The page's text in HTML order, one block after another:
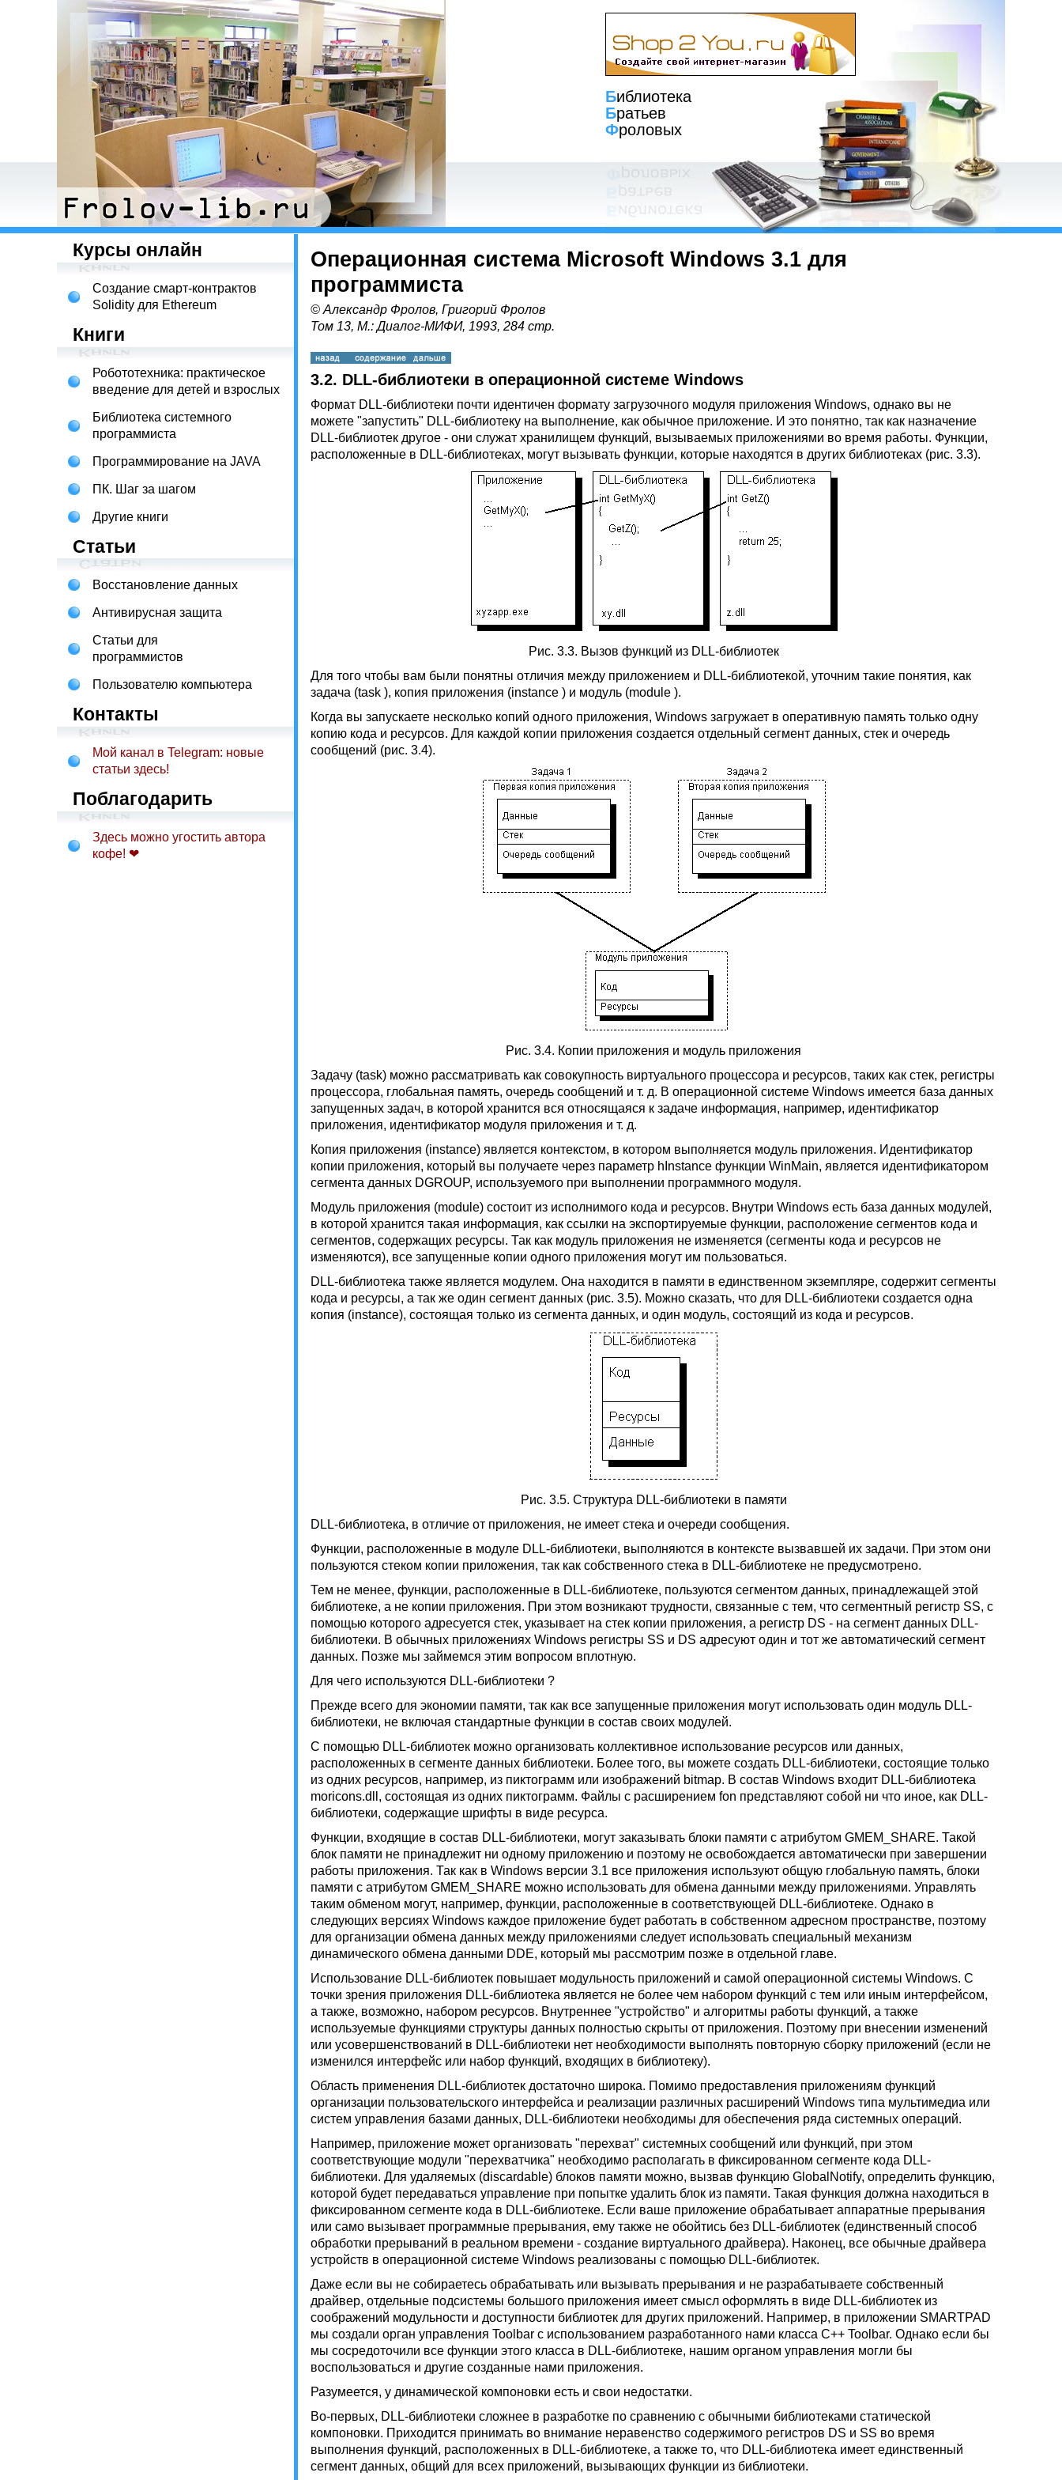
Библиотека
Братьев
Фроловых
Курсы онлайн
Создание смарт-контрактов
Solidity для Ethereum
Книги
Робототехника: практическое
введение для детей и взрослых
Библиотека системного
программиста
Программирование на JAVA
ПК. Шаг за шагом
Другие книги
Статьи
Восстановление данных
Антивирусная защита
Статьи для
программистов
Пользователю компьютера
Контакты
Мой канал в Telegram: новые
статьи здесь!
Поблагодарить
Здесь можно угостить автора
кофе! ❤
Операционная система Microsoft Windows 3.1 для
программиста
© Александр Фролов, Григорий Фролов
Том 13, М.: Диалог-МИФИ, 1993, 284 стр.
3.2. DLL-библиотеки в операционной системе Windows
Формат DLL-библиотеки почти идентичен формату загрузочного модуля приложения Windows, однако вы не
можете "запустить" DLL-библиотеку на выполнение, как обычное приложение. И это понятно, так как назначение
DLL-библиотек другое - они служат хранилищем функций, вызываемых приложениями во время работы. Функции,
расположенные в DLL-библиотеках, могут вызывать функции, которые находятся в других библиотеках (рис. 3.3).
Рис. 3.3. Вызов функций из DLL-библиотек
Для того чтобы вам были понятны отличия между приложением и DLL-библиотекой, уточним такие понятия, как
задача (task ), копия приложения (instance ) и модуль (module ).
Когда вы запускаете несколько копий одного приложения, Windows загружает в оперативную память только одну
копию кода и ресурсов. Для каждой копии приложения создается отдельный сегмент данных, стек и очередь
сообщений (рис. 3.4).
Рис. 3.4. Копии приложения и модуль приложения
Задачу (task) можно рассматривать как совокупность виртуального процессора и ресурсов, таких как стек, регистры
процессора, глобальная память, очередь сообщений и т. д. В операционной системе Windows имеется база данных
запущенных задач, в которой хранится вся относящаяся к задаче информация, например, идентификатор
приложения, идентификатор модуля приложения и т. д.
Копия приложения (instance) является контекстом, в котором выполняется модуль приложения. Идентификатор
копии приложения, который вы получаете через параметр hInstance функции WinMain, является идентификатором
сегмента данных DGROUP, используемого при выполнении программного модуля.
Модуль приложения (module) состоит из исполнимого кода и ресурсов. Внутри Windows есть база данных модулей,
в которой хранится такая информация, как ссылки на экспортируемые функции, расположение сегментов кода и
сегментов, содержащих ресурсы. Так как модуль приложения не изменяется (сегменты кода и ресурсов не
изменяются), все запущенные копии одного приложения могут им пользоваться.
DLL-библиотека также является модулем. Она находится в памяти в единственном экземпляре, содержит сегменты
кода и ресурсы, а так же один сегмент данных (рис. 3.5). Можно сказать, что для DLL-библиотеки создается одна
копия (instance), состоящая только из сегмента данных, и один модуль, состоящий из кода и ресурсов.
Рис. 3.5. Структура DLL-библиотеки в памяти
DLL-библиотека, в отличие от приложения, не имеет стека и очереди сообщения.
Функции, расположенные в модуле DLL-библиотеки, выполняются в контексте вызвавшей их задачи. При этом они
пользуются стеком копии приложения, так как собственного стека в DLL-библиотеке не предусмотрено.
Тем не менее, функции, расположенные в DLL-библиотеке, пользуются сегментом данных, принадлежащей этой
библиотеке, а не копии приложения. При этом возникают трудности, связанные с тем, что сегментный регистр SS, с
помощью которого адресуется стек, указывает на стек копии приложения, а регистр DS - на сегмент данных DLL-
библиотеки. В обычных приложениях Windows регистры SS и DS адресуют один и тот же автоматический сегмент
данных. Позже мы займемся этим вопросом вплотную.
Для чего используются DLL-библиотеки ?
Прежде всего для экономии памяти, так как все запущенные приложения могут использовать один модуль DLL-
библиотеки, не включая стандартные функции в состав своих модулей.
С помощью DLL-библиотек можно организовать коллективное использование ресурсов или данных,
расположенных в сегменте данных библиотеки. Более того, вы можете создать DLL-библиотеки, состоящие только
из одних ресурсов, например, из пиктограмм или изображений bitmap. В состав Windows входит DLL-библиотека
moricons.dll, состоящая из одних пиктограмм. Файлы с расширением fon представляют собой ни что иное, как DLL-
библиотеки, содержащие шрифты в виде ресурса.
Функции, входящие в состав DLL-библиотеки, могут заказывать блоки памяти с атрибутом GMEM_SHARE. Такой
блок памяти не принадлежит ни одному приложению и поэтому не освобождается автоматически при завершении
работы приложения. Так как в Windows версии 3.1 все приложения используют общую глобальную память, блоки
памяти с атрибутом GMEM_SHARE можно использовать для обмена данными между приложениями. Управлять
таким обменом могут, например, функции, расположенные в соответствующей DLL-библиотеке. Однако в
следующих версиях Windows каждое приложение будет работать в собственном адресном пространстве, поэтому
для организации обмена данных между приложениями следует использовать специальный механизм
динамического обмена данными DDE, который мы рассмотрим позже в отдельной главе.
Использование DLL-библиотек повышает модульность приложений и самой операционной системы Windows. С
точки зрения приложения DLL-библиотека является не более чем набором функций с тем или иным интерфейсом,
а также, возможно, набором ресурсов. Внутреннее "устройство" и алгоритмы работы функций, а также
используемые функциями структуры данных полностью скрыты от приложения. Поэтому при внесении изменений
или усовершенствований в DLL-библиотеки нет необходимости выполнять повторную сборку приложений (если не
изменился интерфейс или набор функций, входящих в библиотеку).
Область применения DLL-библиотек достаточно широка. Помимо предоставления приложениям функций
организации пользовательского интерфейса и реализации различных расширений Windows типа мультимедиа или
систем управления базами данных, DLL-библиотеки необходимы для обеспечения ряда системных операций.
Например, приложение может организовать "перехват" системных сообщений или функций, при этом
соответствующие модули "перехватчика" необходимо располагать в фиксированном сегменте кода DLL-
библиотеки. Для удаляемых (discardable) блоков памяти можно, вызвав функцию GlobalNotify, определить функцию,
которой будет передаваться управление при попытке удалить блок из памяти. Такая функция должна находиться в
фиксированном сегменте кода в DLL-библиотеке. Если ваше приложение обрабатывает аппаратные прерывания
или само вызывает программные прерывания, ему также не обойтись без DLL-библиотек (единственный способ
обработки прерываний в реальном времени - создание виртуального драйвера). Наконец, все обычные драйвера
устройств в операционной системе Windows реализованы с помощью DLL-библиотек.
Даже если вы не собираетесь обрабатывать или вызывать прерывания и не разрабатываете собственный
драйвер, отдельные подсистемы большого приложения имеет смысл оформлять в виде DLL-библиотек из
соображений модульности и доступности библиотек для других приложений. Например, в приложении SMARTPAD
мы создали орган управления Toolbar с использованием разработанного нами класса С++ Toolbar. Однако если бы
мы сосредоточили все функции этого класса в DLL-библиотеке, нашим органом управления могли бы
воспользоваться и другие созданные нами приложения.
Разумеется, у динамической компоновки есть и свои недостатки.
Во-первых, DLL-библиотеки сложнее в разработке по сравнению с обычными библиотеками статической
компоновки. Приходится принимать во внимание неравенство содержимого регистров DS и SS во время
выполнения функций, расположенных в DLL-библиотеке, а также то, что DLL-библиотека имеет единственный
сегмент данных, общий для всех приложений, вызывающих функции из библиотеки.